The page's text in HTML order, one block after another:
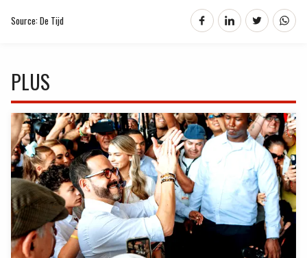
Source: De Tijd
PLUS